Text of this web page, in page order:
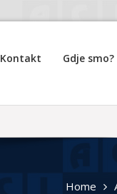
Kontakt Gdje smo?
Home